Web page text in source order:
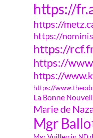
https://
https://
https://
https://
https://
https://
https://
La Bonne
Marie de
Mgr
Mgr Vuillemin